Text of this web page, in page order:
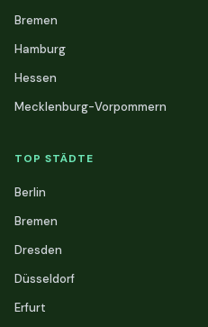
Bremen
Hamburg
Hessen
Mecklenburg-Vorpommern
TOP STÄDTE
Berlin
Bremen
Dresden
Düsseldorf
Erfurt